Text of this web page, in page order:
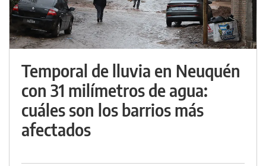
Temporal de lluvia en Neuquén
con 31 milímetros de agua:
cuáles son los barrios más
afectados